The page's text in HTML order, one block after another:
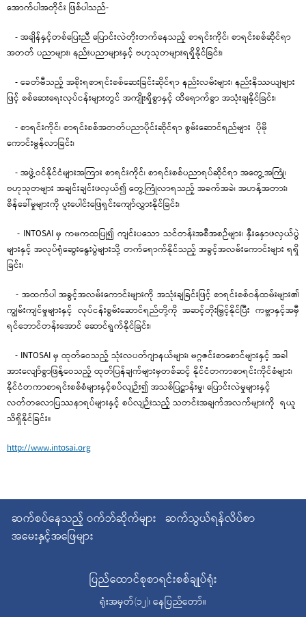
အောက်ပါအတိုင်း ဖြစ်ပါသည်-
- အချိန်နှင့်တစ်ပြေးညီ ပြောင်းလဲတိုးတက်နေသည့် စာရင်းကိုင်၊ စာရင်းစစ်ဆိုင်ရာ
အတတ် ပညာများ၊ နည်းပညာများနှင့် ဗဟုသုတများရရှိနိုင်ခြင်း၊
- ခေတ်မီသည့် အစိုးရစာရင်းစစ်ဆေးခြင်းဆိုင်ရာ နည်းလမ်းများ၊ နည်းနိဿယျများ
ဖြင့် စစ်ဆေးရေးလုပ်ငန်းများတွင် အကျိုးရှိစွာနှင့် ထိရောက်စွာ အသုံးချနိုင်ခြင်း၊
- စာရင်းကိုင်၊ စာရင်းစစ်အတတ်ပညာပိုင်းဆိုင်ရာ စွမ်းဆောင်ရည်များ ပိုမို
ကောင်းမွန်လာခြင်း၊
- အဖွဲ့ဝင်နိုင်ငံများအကြား စာရင်းကိုင်၊ စာရင်းစစ်ပညာရပ်ဆိုင်ရာ အတွေ့အကြုံ၊
ဗဟုသုတများ အချင်းချင်းဖလှယ်၍ တွေ့ကြုံလာရသည့် အခက်အခဲ၊ အဟန့်အတား၊
စိန်ခေါ်မှုများကို ပူးပေါင်းဖြေရှင်းကျော်လွှားနိုင်ခြင်း၊
- INTOSAI မှ ကမကထပြု၍ ကျင်းပသော သင်တန်းအစီအစဉ်များ၊ နှီးနှောဖလှယ်ပွဲ
များနှင့် အလုပ်ရုံဆွေးနွေးပွဲများသို့ တက်ရောက်နိုင်သည့် အခွင့်အလမ်းကောင်းများ ရရှိ
ခြင်း၊
- အထက်ပါ အခွင့်အလမ်းကောင်းများကို အသုံးချခြင်းဖြင့် စာရင်းစစ်ဝန်ထမ်းများ၏
ကျွမ်းကျင်မှုများနှင့် လုပ်ငန်းစွမ်းဆောင်ရည်တို့ကို အဆင့်တိုးမြှင့်နိုင်ပြီး ကမ္ဘာနှင့်အမှီ
ရင်ဘောင်တန်းအောင် ဆောင်ရွက်နိုင်ခြင်း၊
- INTOSAI မှ ထုတ်ဝေသည့် သုံးလပတ်ဂျာနယ်များ၊ မဂ္ဂဇင်းစာစောင်များနှင့် အခါ
အားလျော်စွာဖြန့်ဝေသည့် ထုတ်ပြန်ချက်များမှတစ်ဆင့် နိုင်ငံတကာစာရင်းကိုင်စံများ၊
နိုင်ငံတကာစာရင်းစစ်စံများနှင့်စပ်လျဉ်း၍ အသစ်ပြဋ္ဌာန်းမှု၊ ပြောင်းလဲမှုများနှင့်
လတ်တလောပြဿနာရပ်များနှင့် စပ်လျဉ်းသည့် သတင်းအချက်အလက်များကို ရယူ
သိရှိနိုင်ခြင်း။
http://www.intosai.org
ဆက်စပ်နေသည့် ဝက်ဘ်ဆိုက်များ ဆက်သွယ်ရန်လိပ်စာ
အမေးနှင့်အဖြေများ
ပြည်ထောင်စုစာရင်းစစ်ချုပ်ရုံး
ရုံးအမှတ်(၁၂)၊ နေပြည်တော်။